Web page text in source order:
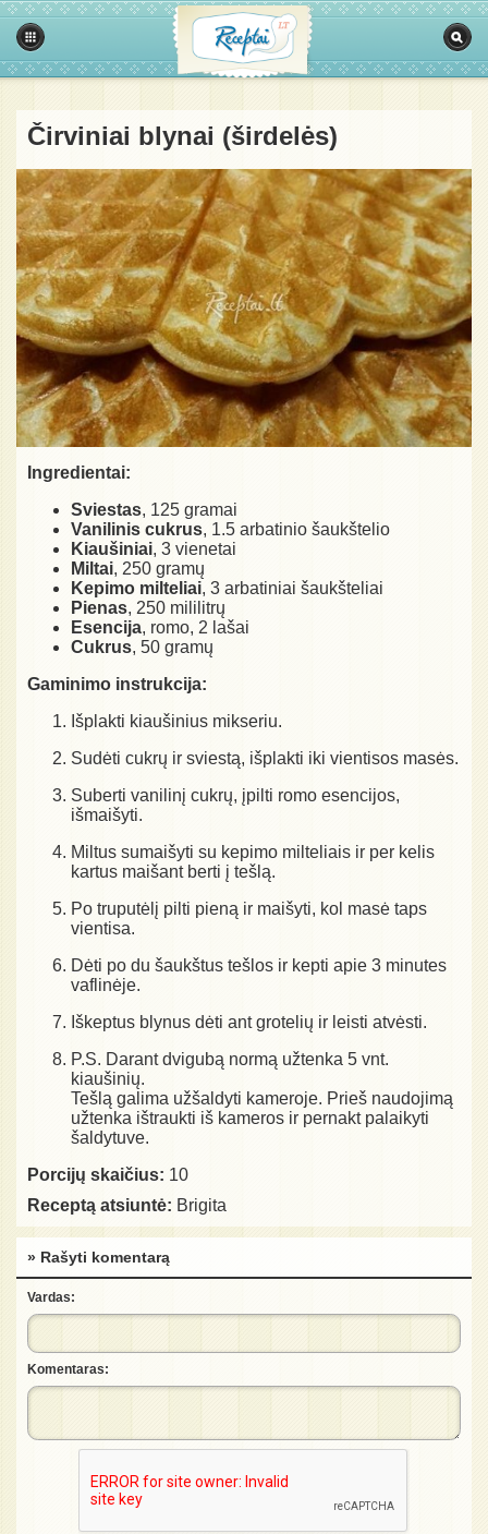
Čirviniai blynai (širdelės)
Ingredientai:
Sviestas, 125 gramai
Vanilinis cukrus, 1.5 arbatinio šaukštelio
Kiaušiniai, 3 vienetai
Miltai, 250 gramų
Kepimo milteliai, 3 arbatiniai šaukšteliai
Pienas, 250 mililitrų
Esencija, romo, 2 lašai
Cukrus, 50 gramų
Gaminimo instrukcija:
Išplakti kiaušinius mikseriu.
Sudėti cukrų ir sviestą, išplakti iki vientisos masės.
Suberti vanilinį cukrų, įpilti romo esencijos,
išmaišyti.
Miltus sumaišyti su kepimo milteliais ir per kelis
kartus maišant berti į tešlą.
Po truputėlį pilti pieną ir maišyti, kol masė taps
vientisa.
Dėti po du šaukštus tešlos ir kepti apie 3 minutes
vaflinėje.
Iškeptus blynus dėti ant grotelių ir leisti atvėsti.
P.S. Darant dvigubą normą užtenka 5 vnt.
kiaušinių.
Tešlą galima užšaldyti kameroje. Prieš naudojimą
užtenka ištraukti iš kameros ir pernakt palaikyti
šaldytuve.
Porcijų skaičius: 10
Receptą atsiuntė: Brigita
» Rašyti komentarą
Vardas:
Komentaras: